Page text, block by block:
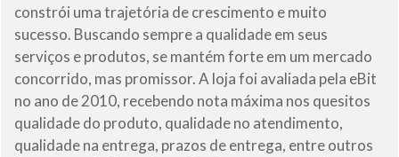
constrói uma trajetória de crescimento e muito
sucesso. Buscando sempre a qualidade em seus
serviços e produtos, se mantém forte em um mercado
concorrido, mas promissor. A loja foi avaliada pela eBit
no ano de 2010, recebendo nota máxima nos quesitos
qualidade do produto, qualidade no atendimento,
qualidade na entrega, prazos de entrega, entre outros